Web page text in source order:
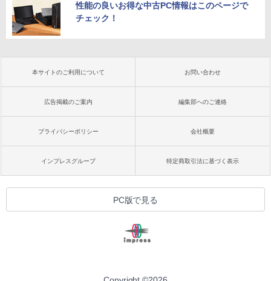
性能の良いお得な中古PC情報はこのページで
チェック！
本サイトのご利用について お問い合わせ
広告掲載のご案内 編集部へのご連絡
プライバシーポリシー 会社概要
インプレスグループ 特定商取引法に基づく表示
PC版で見る